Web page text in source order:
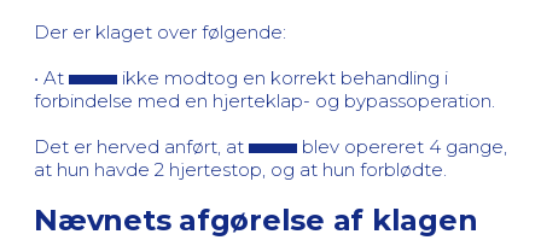
Der er klaget over følgende:
• At
ikke modtog en korrekt behandling i
forbindelse med en hjerteklap- og bypassoperation.
Det er herved anført, at
blev opereret 4 gange,
at hun havde 2 hjertestop, og at hun forblødte.
Nævnets afgørelse af klagen